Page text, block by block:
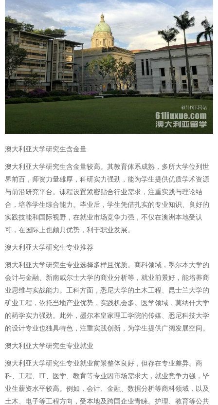
澳大利亚大学研究生含金量
澳大利亚大学研究生含金量较高。其教育体系成熟，多所大学位列世
界前百，师资力量雄厚，科研实力强劲，能为学生提供优质学术资源
与前沿研究平台。课程设置紧密贴合行业需求，注重实践与理论结
合，培养学生综合能力。毕业后，学生凭借扎实的专业知识、良好的
实践技能和国际视野，在就业市场竞争力强，不仅在澳洲本地受认
可，在国际上也颇具优势，利于职业发展。
澳大利亚大学研究生专业推荐
澳大利亚大学研究生专业选择多样且优质。商科领域，墨尔本大学的
会计与金融、新南威尔士大学的商业分析等，就业前景好，能培养商
业思维与实战能力。工科方面，悉尼大学的土木工程、昆士兰大学的
矿业工程，依托当地产业优势，实践机会多。医学领域，莫纳什大学
的药学实力强劲。此外，墨尔本皇家理工学院的传媒、悉尼科技大学
的设计专业也独具特色，注重实践创新，为学生提供广阔发展空间。
澳大利亚大学研究生专业就业
澳大利亚大学研究生专业就业前景整体良好，但存在专业差异。商
科、工程、IT、医学、教育等专业因市场需求大，就业竞争力强，毕
业生薪资水平较高。例如，会计、金融、数据分析等商科领域，以及
土木、电子等工程方向，受本地及跨国企业青睐。护理、教育等公共